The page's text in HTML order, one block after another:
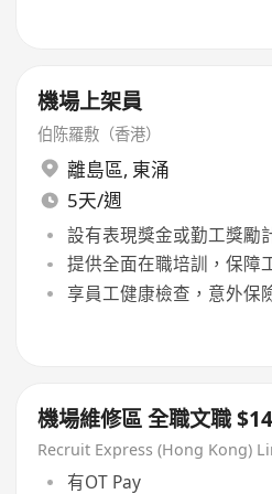
機場上架員
伯陈羅敷（香港）
離島區, 東涌
5天/週
設有表現獎金或勤工獎勵
提供全面在職培訓，保障
享員工健康檢查，意外保
機場維修區 全職文職
Recruit Express (Hong Kong)
有OT Pay